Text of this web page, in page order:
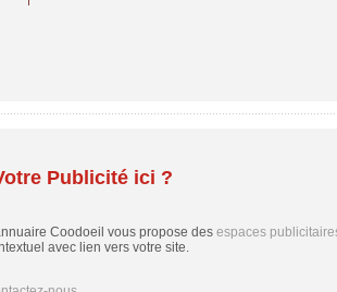
Publicité ici ?
Coodoeil vous propose des espaces
avec lien vers votre site.